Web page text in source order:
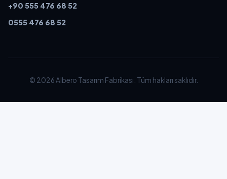
+90 555 476 68 52
0555 476 68 52
© 2026 Albero Tasarım Fabrikası. Tüm hakları saklıdır.